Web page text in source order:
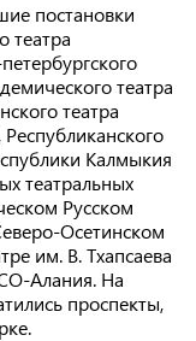
постановки
театра
театра
театра
Республиканского
Калмыкия
театральных
Русском
Осетинском
им. В. Тхапсаева
Алания. На
проспекты,